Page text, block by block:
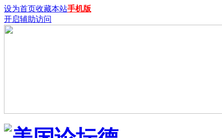
设为首页收藏本站手机版
开启辅助访问